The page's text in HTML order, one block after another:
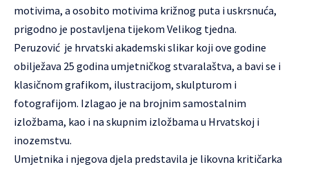
motivima, a osobito motivima križnog puta i uskrsnuća,
prigodno je postavljena tijekom Velikog tjedna.
Peruzović je hrvatski akademski slikar koji ove godine
obilježava 25 godina umjetničkog stvaralaštva, a bavi se i
klasičnom grafikom, ilustracijom, skulpturom i
fotografijom. Izlagao je na brojnim samostalnim
izložbama, kao i na skupnim izložbama u Hrvatskoj i
inozemstvu.
Umjetnika i njegova djela predstavila je likovna kritičarka